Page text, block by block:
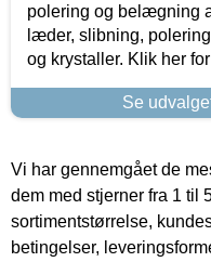
polering og belægning
læder, slibning,
og krystaller. Klik her
Se
Vi har gennemgået de
dem med stjerner fra 1 til
sortimentstørrelse,
betingelser,